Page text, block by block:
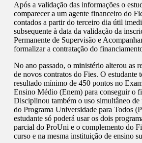
Após a validação das informações o
comparecer a um agente financeiro do
contados a partir do terceiro dia útil
subsequente à data da validação da
Permanente de Supervisão e
formalizar a contratação do
No ano passado, o ministério alterou as
de novos contratos do Fies. O estudante
resultado mínimo de 450 pontos no
Ensino Médio (Enem) para conseguir o
Disciplinou também o uso simultâneo de
do Programa Universidade para Todos
estudante só poderá usar os dois
parcial do ProUni e o complemento do
curso e na mesma instituição de ensino